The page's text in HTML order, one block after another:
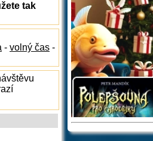
tak
- volný čas -